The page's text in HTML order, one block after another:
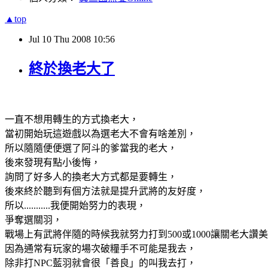
▲top
Jul 10 Thu 2008 10:56
終於換老大了
一直不想用轉生的方式換老大，
當初開始玩這遊戲以為選老大不會有啥差別，
所以隨隨便便選了阿斗的爹當我的老大，
後來發現有點小後悔，
詢問了好多人的換老大方式都是要轉生，
後來終於聽到有個方法就是提升武將的友好度，
所以...........我便開始努力的表現，
爭奪選關羽，
戰場上有武將伴隨的時候我就努力打到500或1000讓關老大讚美
因為通常有玩家的場次破糧手不可能是我去，
除非打NPC藍羽就會很「善良」的叫我去打，